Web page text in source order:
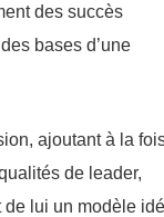
des succès
bases d’une
ajoutant à la
de leader,
de lui un modèle